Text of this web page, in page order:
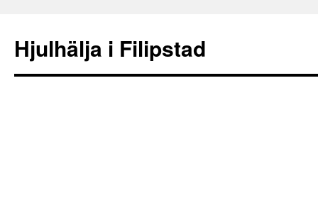
Hjulhälja i Filipstad